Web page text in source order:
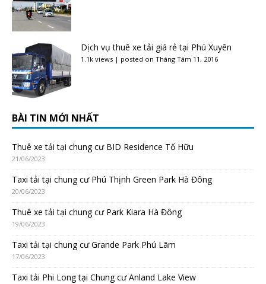
Dịch vụ thuê xe tải giá rẻ tại Phú Xuyên
1.1k views | posted on Tháng Tám 11, 2016
BÀI TIN MỚI NHẤT
Thuê xe tải tại chung cư BID Residence Tố Hữu
21/06/2023
Taxi tải tại chung cư Phú Thịnh Green Park Hà Đông
20/06/2023
Thuê xe tải tại chung cư Park Kiara Hà Đông
19/06/2023
Taxi tải tại chung cư Grande Park Phú Lãm
17/06/2023
Taxi tải Phi Long tại Chung cư Anland Lake View